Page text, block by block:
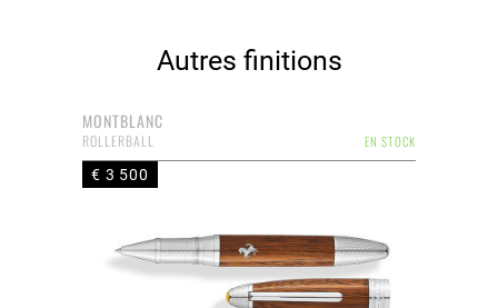
Autres finitions
MONTBLANC
EN STOCK
ROLLERBALL
€ 3 500